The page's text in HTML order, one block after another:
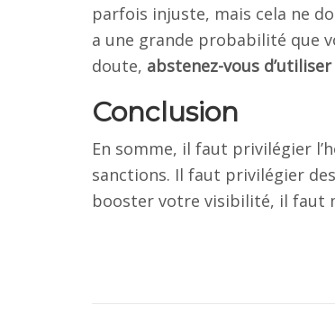
parfois injuste, mais cela ne
a une grande probabilité que
doute, abstenez-vous
Conclusion
En somme, il faut privilégier
sanctions. Il faut privilégier
booster votre visibilité, il faut